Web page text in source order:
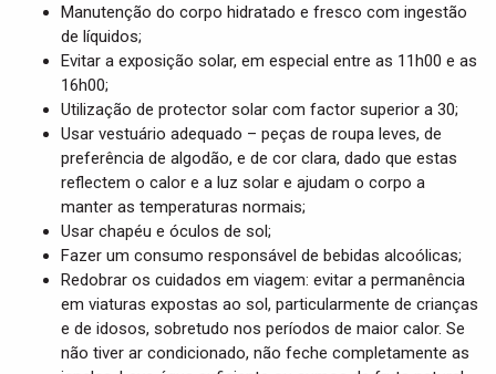
Manutenção do corpo hidratado e fresco com ingestão
de líquidos;
Evitar a exposição solar, em especial entre as 11h00 e as
16h00;
Utilização de protector solar com factor superior a 30;
Usar vestuário adequado – peças de roupa leves, de
preferência de algodão, e de cor clara, dado que estas
reflectem o calor e a luz solar e ajudam o corpo a
manter as temperaturas normais;
Usar chapéu e óculos de sol;
Fazer um consumo responsável de bebidas alcoólicas;
Redobrar os cuidados em viagem: evitar a permanência
em viaturas expostas ao sol, particularmente de crianças
e de idosos, sobretudo nos períodos de maior calor. Se
não tiver ar condicionado, não feche completamente as